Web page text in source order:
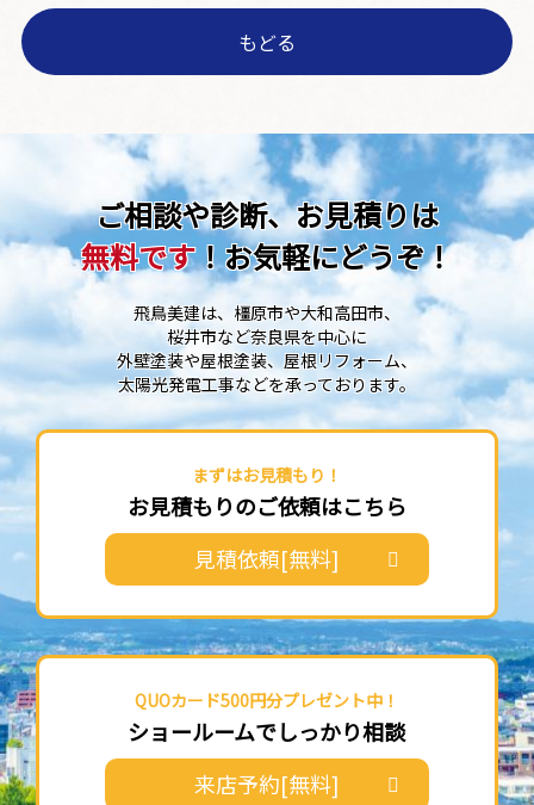
もどる
ご相談や診断、お見積りは
無料です！お気軽にどうぞ！
飛鳥美建は、橿原市や大和高田市、
桜井市など奈良県を中心に
外壁塗装や屋根塗装、屋根リフォーム、
太陽光発電工事などを承っております。
まずはお見積もり！
お見積もりのご依頼はこちら
見積依頼[無料]
QUOカード500円分プレゼント中！
ショールームでしっかり相談
来店予約[無料]